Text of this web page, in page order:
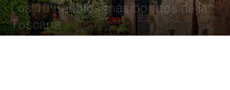
Los 10 pueblos más bonitos de la
Toscana